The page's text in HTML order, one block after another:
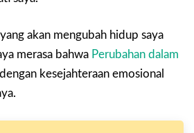
akan mengubah hidup saya
merasa bahwa Perubahan dalam
kesejahteraan emosional